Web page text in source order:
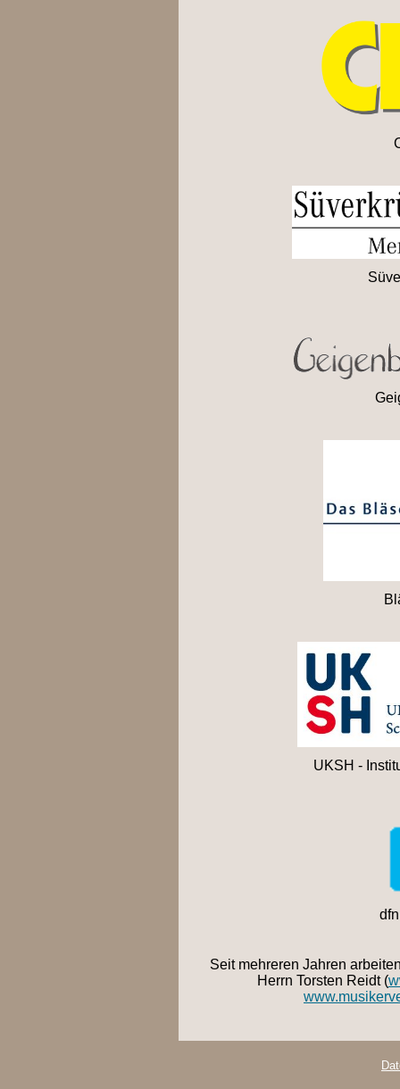
UKSH -
Seit mehreren Jahren
Herrn Torsten Reidt (